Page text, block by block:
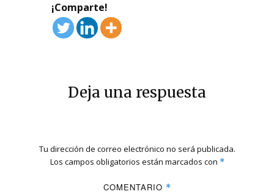
¡Comparte!
Deja una respuesta
Tu dirección de correo electrónico no será publicada.
Los campos obligatorios están marcados con *
COMENTARIO *